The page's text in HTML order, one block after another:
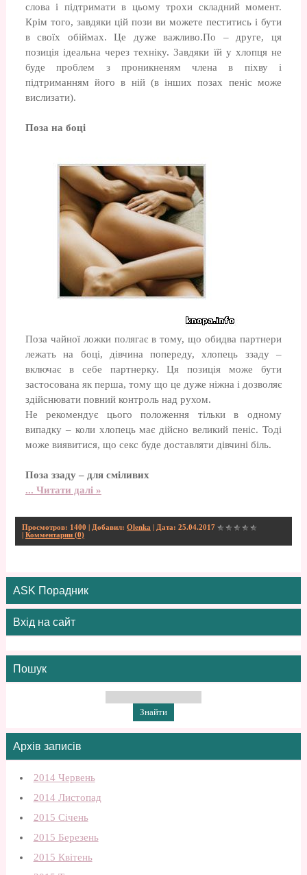
слова і підтримати в цьому трохи складний момент.
Крім того, завдяки цій пози ви можете пеститись і бути
в своїх обіймах. Це дуже важливо.По – друге, ця
позиція ідеальна через техніку. Завдяки їй у хлопця не
буде проблем з проникненям члена в піхву і
підтриманням його в ній (в інших позах пеніс може
вислизати).
Поза на боці
Поза чайної ложки полягає в тому, що обидва партнери
лежать на боці, дівчина попереду, хлопець ззаду –
включає в себе партнерку. Ця позиція може бути
застосована як перша, тому що це дуже ніжна і дозволяє
здійснювати повний контроль над рухом.
Не рекомендує цього положення тільки в одному
випадку – коли хлопець має дійсно великий пеніс. Тоді
може виявитися, що секс буде доставляти дівчині біль.
Поза ззаду – для сміливих
... Читати далі »
Просмотров: 1400 | Добавил: Olenka | Дата: 25.04.2017
Комментарии (0)
ASK Порадник
Вхід на сайт
Пошук
Архів записів
2014 Червень
2014 Листопад
2015 Січень
2015 Березень
2015 Квітень